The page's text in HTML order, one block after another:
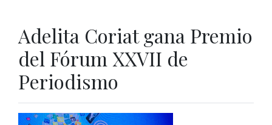
Adelita Coriat gana Premio
del Fórum XXVII de
Periodismo